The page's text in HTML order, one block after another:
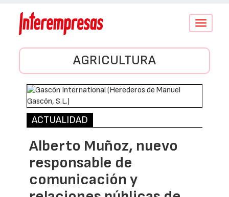
Conmutar
AGRICULTURA
ACTUALIDAD
Alberto Muñoz, nuevo
responsable de
comunicación y